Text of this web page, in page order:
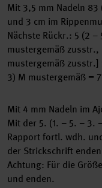
Mit 3,5 mm Nadeln 83
und 3 cm im
Nächste Rückr.: 5 (2
mustergemäß zusstr.,
mustergemäß zusstr.]
3) M mustergemäß =
Mit 4 mm Nadeln im
Mit der 5. (1. – 5. – 3.
Rapport fortl. wdh.
der Strickschrift
Achtung: Für die
und enden.